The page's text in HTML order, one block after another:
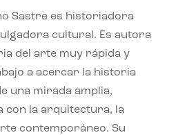
Sastre es historiadora
cultural. Es autora
del arte muy rápida y
a acercar la historia
una mirada amplia,
con la arquitectura, la
contemporáneo. Su